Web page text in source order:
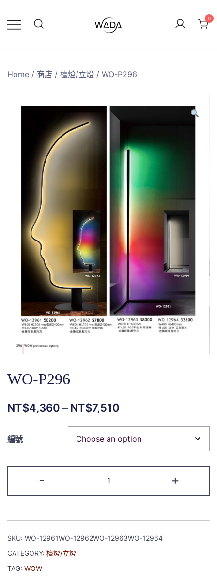
0
Home / 商店 / 檯燈/立燈 / WO-P296
WO-P296
NT$4,360 – NT$7,510
編號
- +
SKU: WO-12961WO-12962WO-12963WO-12964
CATEGORY: 檯燈/立燈
TAG: WOW